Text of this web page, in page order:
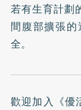
若有生育計劃
間腹部擴張
全。
歡迎加入 《